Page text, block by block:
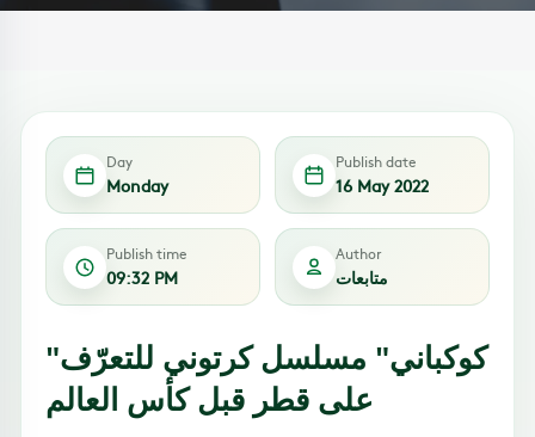
Day
Monday
Publish date
16 May 2022
Publish time
09:32 PM
Author
متابعات
"كوكباني" مسلسل كرتوني للتعرّف
على قطر قبل كأس العالم